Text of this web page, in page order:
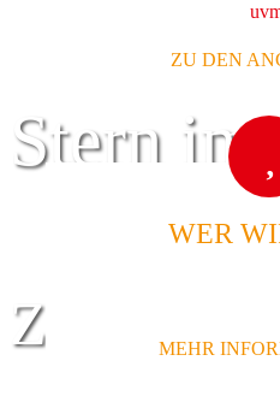
Stern im
Zentrum
ZU DEN
WER
MEHR